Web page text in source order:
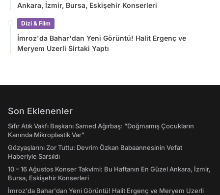
Ankara, İzmir, Bursa, Eskişehir Konserleri
Dizi & Film
İmroz'da Bahar'dan Yeni Görüntü! Halit Ergenç ve
Meryem Uzerli Sirtaki Yaptı
Son Eklenenler
Sıfır Atık Vakfı Başkanı Samed Ağırbaş: "Doğmamış Çocukların
Kanında Mikroplastik Var"
Gözyaşlarını Zor Tuttu: Devrim Özkan Babaannesinin Vefat
Haberiyle Sarsıldı
10 – 16 Ağustos Konser Takvimi: Bu Haftanın En Güzel Ankara, İzmir,
Bursa, Eskişehir Konserleri
İmroz'da Bahar'dan Yeni Görüntü! Halit Ergenç ve Meryem Uzerli